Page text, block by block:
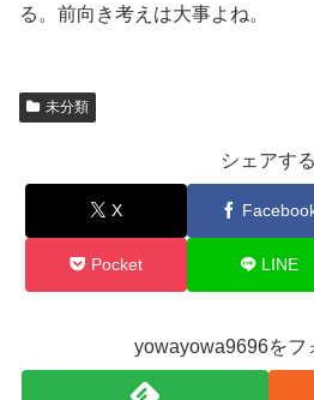
る。前向き考えは大事よね。
未分類
シェアする
X
Pocket LINE
yowayowa9696をフ